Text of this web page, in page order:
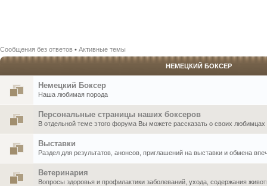
Сообщения без ответов • Активные темы
НЕМЕЦКИЙ БОКСЕР
Немецкий Боксер
Наша любимая порода
Персональные страницы наших боксеров
В отдельной теме этого форума Вы можете рассказать о своих любимцах
Выставки
Раздел для результатов, анонсов, приглашений на выставки и обмена
Ветеринария
Вопросы здоровья и профилактики заболеваний, ухода, содержания